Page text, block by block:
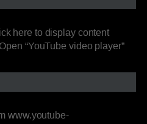
here to display content
“YouTube video player”
www.youtube-